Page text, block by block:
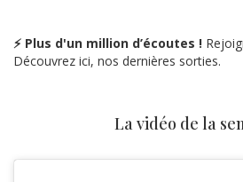
⚡ Plus d'un million d’écoutes !
Découvrez ici, nos dernières sorties.
La vidéo de la